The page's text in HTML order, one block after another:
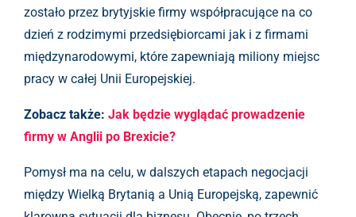
zostało przez brytyjskie firmy współpracujące na co
dzień z rodzimymi przedsiębiorcami jak i z firmami
międzynarodowymi, które zapewniają miliony miejsc
pracy w całej Unii Europejskiej.
Zobacz także: Jak będzie wyglądać prowadzenie
firmy w Anglii po Brexicie?
Pomysł ma na celu, w dalszych etapach negocjacji
między Wielką Brytanią a Unią Europejską, zapewnić